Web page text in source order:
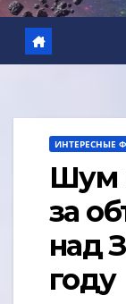
ИНТЕРЕСНЫЕ
Шум
за
над
году